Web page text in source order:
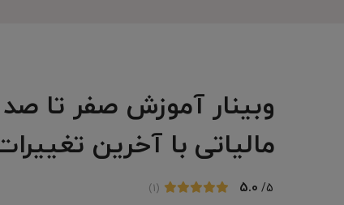
وبینار آموزش صفر تا
مالیاتی با آخرین تغییرات
5.0 /5
(1)